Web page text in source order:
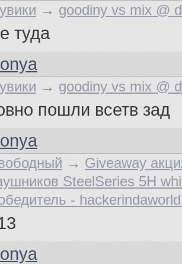
→ goodiny vs mix @
туда
→ goodiny vs mix @
пошли всетв зад
→ Giveaway
SteelSeries 5H
-